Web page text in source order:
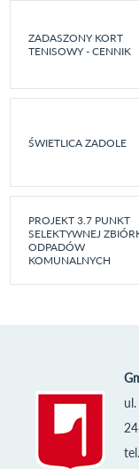
ZADASZONY KORT
TENISOWY - CENNIK
ŚWIETLICA ZADOLE
PROJEKT 3.7 PUNKT
SELEKTYWNEJ
ODPADÓW
KOMUNALNYCH